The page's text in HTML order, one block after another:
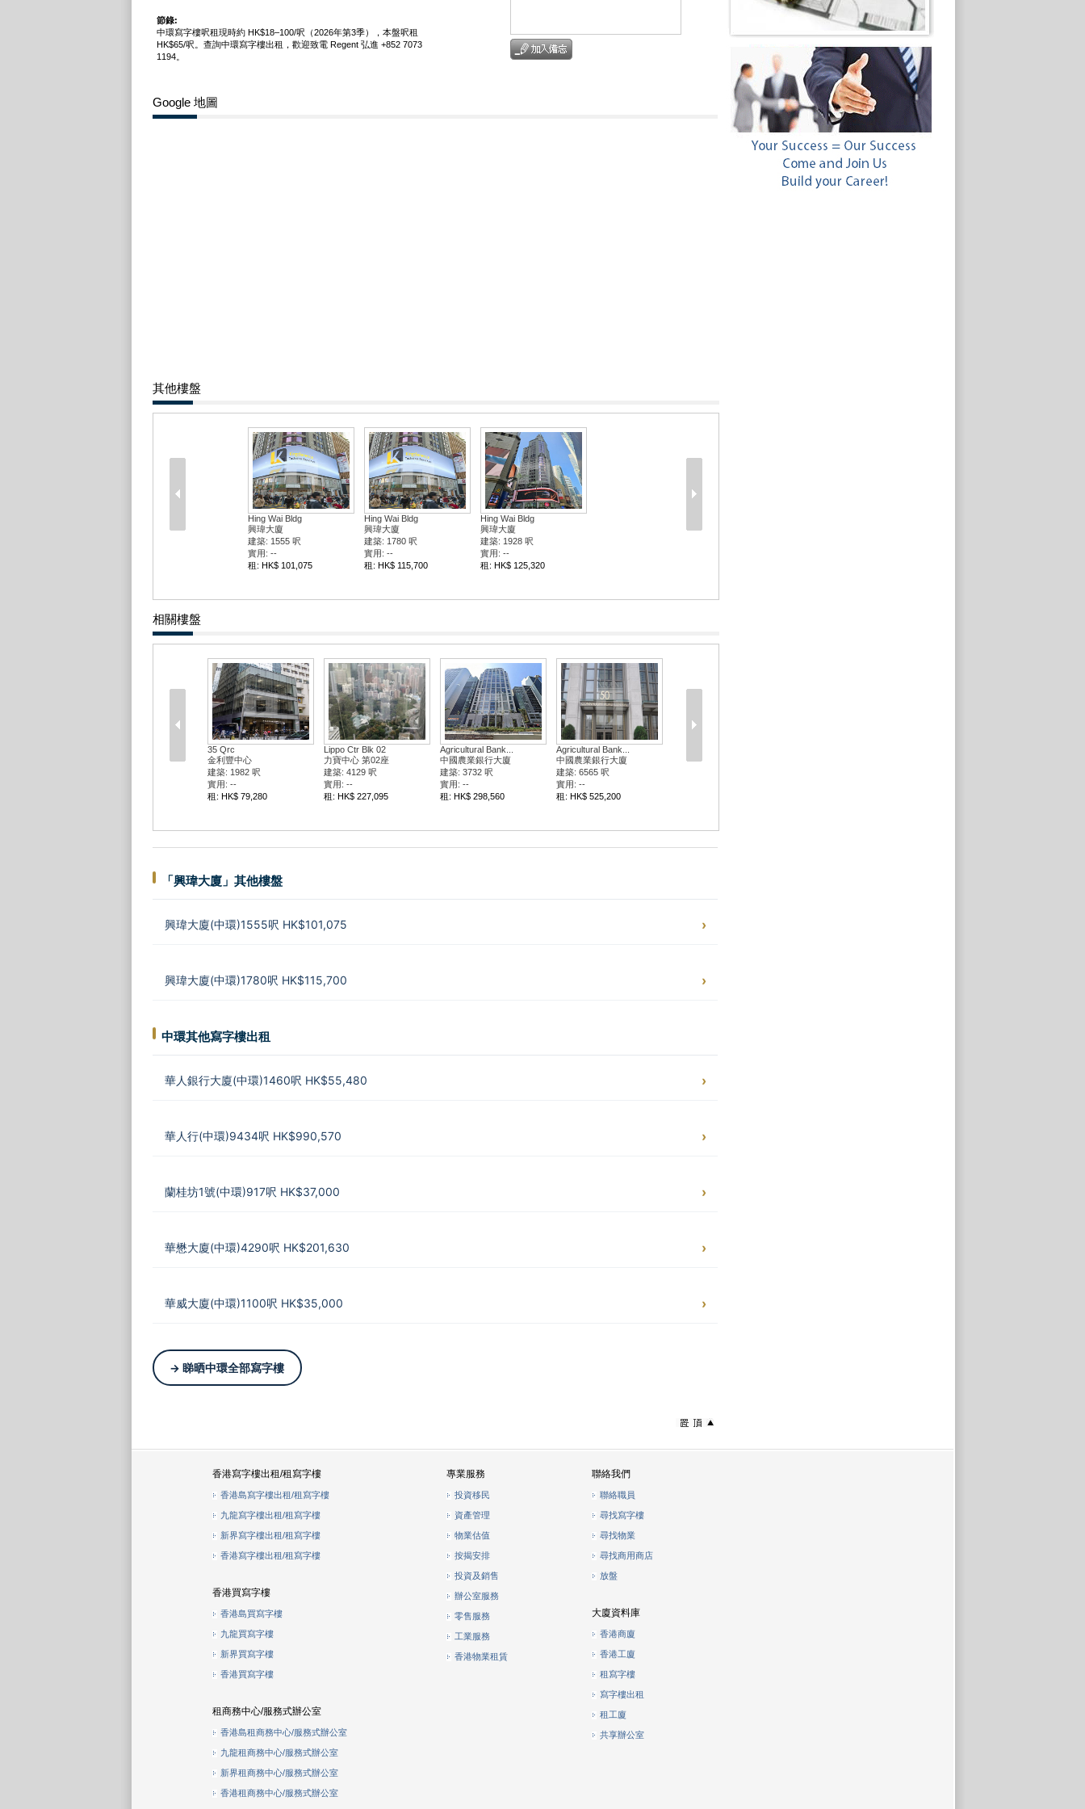
節錄:
中環寫字樓呎租現時約 HK$18–100/呎（2026年第3季），本盤呎租
HK$65/呎。查詢中環寫字樓出租，歡迎致電 Regent 弘進 +852 7073
1194。
Google 地圖
其他樓盤
Hing Wai Bldg
興瑋大廈
建築: 1555 呎
實用: --
租: HK$ 101,075
Hing Wai Bldg
興瑋大廈
建築: 1780 呎
實用: --
租: HK$ 115,700
Hing Wai Bldg
興瑋大廈
建築: 1928 呎
實用: --
租: HK$ 125,320
相關樓盤
35 Qrc
金利豐中心
建築: 1982 呎
實用: --
租: HK$ 79,280
Lippo Ctr Blk 02
力寶中心 第02座
建築: 4129 呎
實用: --
租: HK$ 227,095
Agricultural Bank...
中國農業銀行大廈
建築: 3732 呎
實用: --
租: HK$ 298,560
Agricultural Bank...
中國農業銀行大廈
建築: 6565 呎
實用: --
租: HK$ 525,200
「興瑋大廈」其他樓盤
興瑋大廈(中環)1555呎 HK$101,075
興瑋大廈(中環)1780呎 HK$115,700
中環其他寫字樓出租
華人銀行大廈(中環)1460呎 HK$55,480
華人行(中環)9434呎 HK$990,570
蘭桂坊1號(中環)917呎 HK$37,000
華懋大廈(中環)4290呎 HK$201,630
華威大廈(中環)1100呎 HK$35,000
→ 睇晒中環全部寫字樓
香港寫字樓出租/租寫字樓
香港島寫字樓出租/租寫字樓
九龍寫字樓出租/租寫字樓
新界寫字樓出租/租寫字樓
香港寫字樓出租/租寫字樓
香港買寫字樓
香港島買寫字樓
九龍買寫字樓
新界買寫字樓
香港買寫字樓
租商務中心/服務式辦公室
香港島租商務中心/服務式辦公室
九龍租商務中心/服務式辦公室
新界租商務中心/服務式辦公室
香港租商務中心/服務式辦公室
專業服務
投資移民
資產管理
物業估值
按揭安排
投資及銷售
辦公室服務
零售服務
工業服務
香港物業租賃
聯絡我們
聯絡職員
尋找寫字樓
尋找物業
尋找商用商店
放盤
大廈資料庫
香港商廈
香港工廈
租寫字樓
寫字樓出租
租工廈
共享辦公室